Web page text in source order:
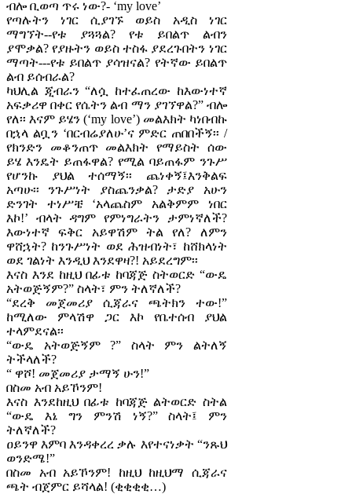
ብሎ ቢወጣ ጥሩ ነው?- ‘my love’
የጣሉትን ነገር ሲያገኙ ወይስ አዲስ ነገር
ማግኘት--የቱ ያጓጓል? የቱ ይበልጥ ልብን
ያሞቃል? የያዙትን ወይስ ተስፋ ያደረጉበትን ነገር
ማጣት---የቱ ይበልጥ ያሳዝናል? የትኛው ይበልጥ
ልብ ይሰብራል?
ካህሊል ጂብራን “ለሷ ከተፈጠረው ከእውነተኛ
አፍቃሪዋ በቀር የሴትን ልብ ማን ያገኘዋል?” ብሎ
የለ፡፡ እናም ይሄን (‘my love’) መልእክት ካነበብኩ
በኋላ ልቧን ‘በርብሬያለሁ’ና ምድር ጠበበችኝ፡፡ /
የክንድን መቆንጠጥ መልእክት የማይስት ሰው
ይሄ እንዴት ይጠፋዋል? የሚል ባይጠፋም ንጉሥ
የሆንኩ ያህል ተሰማኝ፡፡ ጨነቀኝ፤እንቅልፍ
አጣሁ፡፡ ንጉሥነት ያስጨንቃል? ታድያ አሁን
ድንገት ተነሥቼ ‘አላጨስም አልቅምም ነበር
እኮ!’ ብላት ዳግም የምነግራትን ታምነኛለች?
እውነተኛ ፍቅር አይዋሽም ትል የለ? ለምን
ዋሸኋት? ከንጉሥነት ወደ ሕዝብነት፣ ከሸክላነት
ወደ ገልነት እንዲህ እንደዋዛ?! አይደረግም፡፡
እናስ እንደ ከዚህ በፊቱ ከባጃጅ ስትወርድ “ውዴ
አትወጅኝም?” ስላት፣ ምን ትለኛለች?
“ደረቅ መጀመሪያ ሲጃራና ጫትክን ተው!”
ከሚለው ምላሽዋ ጋር እኮ የቤተሰብ ያህል
ተላምደናል፡፡
“ውዴ አትወጅኝም ?” ስላት ምን ልትለኝ
ትችላለች?
“ ዋሾ! መጀመሪያ ታማኝ ሁን!”
በስመ አብ አይኾንም!
እናስ እንደከዚህ በፊቱ ከባጃጅ ልትወርድ ስትል
“ውዴ እኔ ግን ምንሽ ነኝ?” ስላት፤ ምን
ትለኛለች?
ዐይንዋ እምባ እንዳቀረረ ቃሉ እየተናነቃት “ንጹህ
ወንድሜ!”
በስመ አብ አይኾንም! ከዚህ ከዚህማ ሲጃራና
ጫት ብጀምር ይሻላል! (ቂቂቂቂ…)